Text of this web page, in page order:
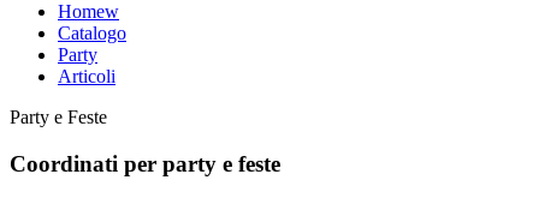
Homew
Catalogo
Party
Articoli
Party e Feste
Coordinati per party e feste